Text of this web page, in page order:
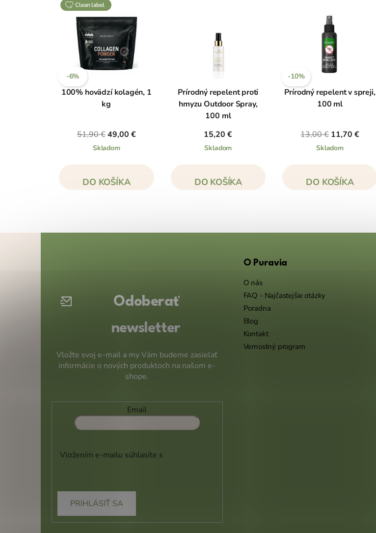
clean label
-6%
100% hovädzí kolagén, 1
kg
51,90 €49,00 €
Skladom
DO KOŠÍKA
Prírodný repelent proti
hmyzu Outdoor Spray,
100 ml
15,20 €
Skladom
DO KOŠÍKA
-10%
Prírodný repelent v spreji,
100 ml
13,00 € 11,70 €
Skladom
DO KOŠÍKA
Odoberať
newsletter
Vložte svoj e-mail a my Vám budeme zasielať
informácie o nových produktoch na našom e-
shope.
Email
Vložením e-mailu súhlasíte s
PRIHLÁSIŤ SA
O Puravia
O nás
FAQ - Najčastejšie otázky
Poradna
Blog
Kontakt
Vernostný program